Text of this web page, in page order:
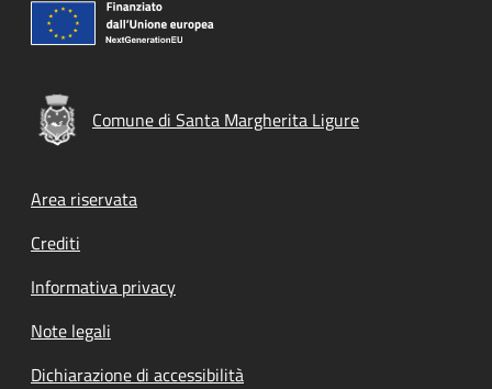
Comune di Santa Margherita Ligure
Footer menu
Area riservata
Crediti
Informativa privacy
Note legali
Dichiarazione di accessibilità